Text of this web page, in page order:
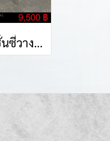
ซิงค์ 1 หลุม+ชั้นซี่วางของ 75x150x85(+75) cm.